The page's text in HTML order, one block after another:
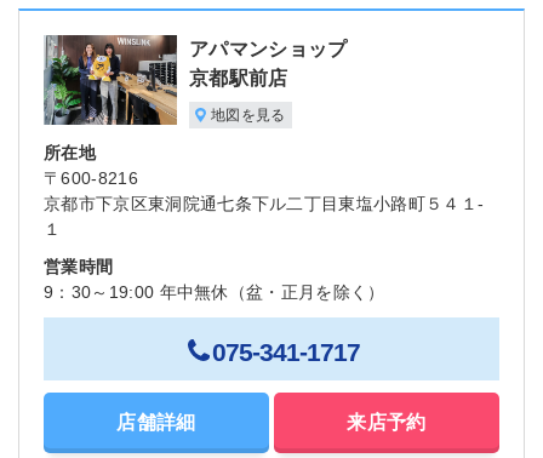
アパマンショップ
京都駅前店
地図を見る
所在地
〒600-8216
京都市下京区東洞院通七条下ル二丁目東塩小路町５４１-
１
営業時間
9：30～19:00 年中無休（盆・正月を除く）
075-341-1717
店舗詳細 来店予約